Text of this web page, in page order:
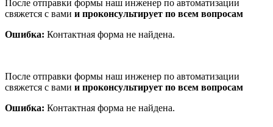
После отправки формы наш инженер по автоматизации
свяжется с вами и проконсультирует по всем вопросам
Ошибка: Контактная форма не найдена.
После отправки формы наш инженер по автоматизации
свяжется с вами и проконсультирует по всем вопросам
Ошибка: Контактная форма не найдена.